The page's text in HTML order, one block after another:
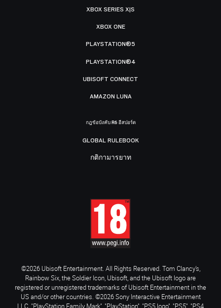
XBOX SERIES X|S
XBOX ONE
PLAYSTATION®5
PLAYSTATION®4
UBISOFT CONNECT
AMAZON LUNA
กฎข้อบังคับ R6 อีสปอร์ต
GLOBAL RULEBOOK
กติกามารยาท
©2026 Ubisoft Entertainment. All Rights Reserved. Tom Clancy’s,
Rainbow Six, the Soldier Icon, Ubisoft, and the Ubisoft logo are
registered or unregistered trademarks of Ubisoft Entertainment in the
US and/or other countries. ©2026 Sony Interactive Entertainment
LLC. "PlayStation Family Mark", "PlayStation", "PS5 logo", "PS5", "PS4